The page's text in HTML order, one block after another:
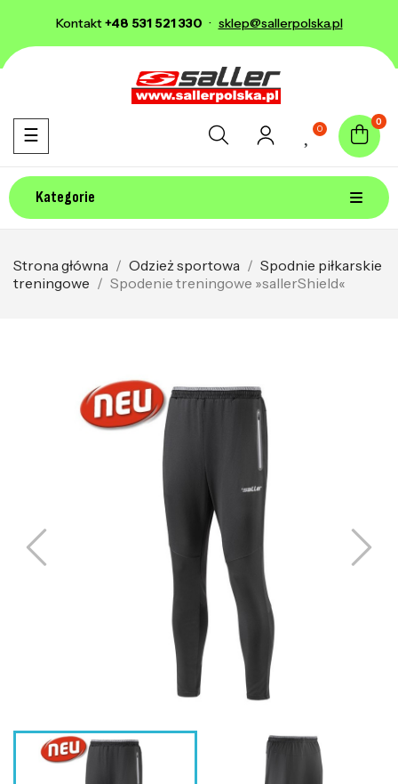
Kontakt+48 531 521 330 · sklep@sallerpolska.pl
0
0
Kategorie
Toggle navigation
☰
Strona główna Odzież sportowa
Spodnie piłkarskie
treningowe
Spodenie treningowe »sallerShield«